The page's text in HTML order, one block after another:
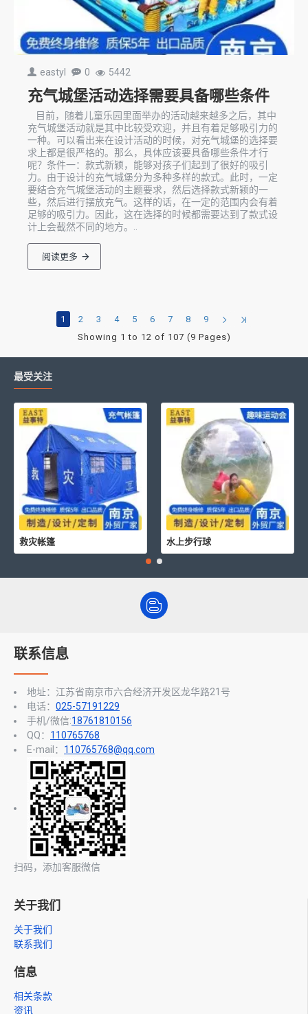
eastyl 0 5442
充气城堡活动选择需要具备哪些条件
目前，随着儿童乐园里面举办的活动越来越多之后，其中
充气城堡活动就是其中比较受欢迎，并且有着足够吸引力的
一种。可以看出来在设计活动的时候，对充气城堡的选择要
求上都是很严格的。那么，具体应该要具备哪些条件才行
呢？条件一：款式新颖，能够对孩子们起到了很好的吸引
力。由于设计的充气城堡分为多种多样的款式。此时，一定
要结合充气城堡活动的主题要求，然后选择款式新颖的一
些，然后进行摆放充气。这样的话，在一定的范围内会有着
足够的吸引力。因此，这在选择的时候都需要达到了款式设
计上会截然不同的地方。..
阅读更多
1 2 3 4 5 6 7 8
9
Showing 1 to 12 of 107 (9 Pages)
最受关注
救灾帐篷 水上步行球
联系信息
地址：江苏省南京市六合经济开发区龙华路21号
电话： 025-57191229
手机/微信:18761810156
QQ： 110765768
E-mail： 110765768@qq.com
扫码，添加客服微信
关于我们
关于我们
联系我们
信息
相关条款
资讯